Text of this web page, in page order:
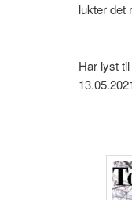
lukter det
Har lyst